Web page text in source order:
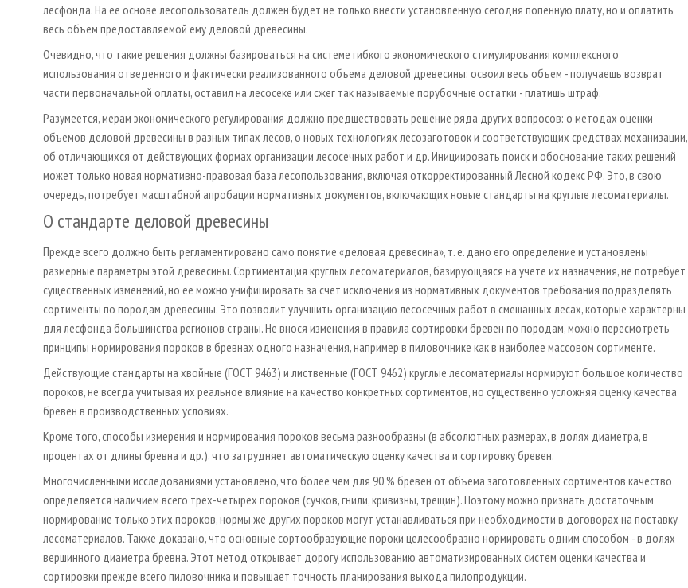
лесфонда. На ее основе лесопользователь должен будет не только внести установленную сегодня попенную плату, но и оплатить
весь объем предоставляемой ему деловой древесины.
Очевидно, что такие решения должны базироваться на системе гибкого экономического стимулирования комплексного
использования отведенного и фактически реализованного объема деловой древесины: освоил весь объем - получаешь возврат
части первоначальной оплаты, оставил на лесосеке или сжег так называемые порубочные остатки - платишь штраф.
Разумеется, мерам экономического регулирования должно предшествовать решение ряда других вопросов: о методах оценки
объемов деловой древесины в разных типах лесов, о новых технологиях лесозаготовок и соответствующих средствах механизации,
об отличающихся от действующих формах организации лесосечных работ и др. Инициировать поиск и обоснование таких решений
может только новая нормативно-правовая база лесопользования, включая откорректированный Лесной кодекс РФ. Это, в свою
очередь, потребует масштабной апробации нормативных документов, включающих новые стандарты на круглые лесоматериалы.
О стандарте деловой древесины
Прежде всего должно быть регламентировано само понятие «деловая древесина», т. е. дано его определение и установлены
размерные параметры этой древесины. Сортиментация круглых лесоматериалов, базирующаяся на учете их назначения, не потребует
существенных изменений, но ее можно унифицировать за счет исключения из нормативных документов требования подразделять
сортименты по породам древесины. Это позволит улучшить организацию лесосечных работ в смешанных лесах, которые характерны
для лесфонда большинства регионов страны. Не внося изменения в правила сортировки бревен по породам, можно пересмотреть
принципы нормирования пороков в бревнах одного назначения, например в пиловочнике как в наиболее массовом сортименте.
Действующие стандарты на хвойные (ГОСТ 9463) и лиственные (ГОСТ 9462) круглые лесоматериалы нормируют большое количество
пороков, не всегда учитывая их реальное влияние на качество конкретных сортиментов, но существенно усложняя оценку качества
бревен в производственных условиях.
Кроме того, способы измерения и нормирования пороков весьма разнообразны (в абсолютных размерах, в долях диаметра, в
процентах от длины бревна и др.), что затрудняет автоматическую оценку качества и сортировку бревен.
Многочисленными исследованиями установлено, что более чем для 90 % бревен от объема заготовленных сортиментов качество
определяется наличием всего трех-четырех пороков (сучков, гнили, кривизны, трещин). Поэтому можно признать достаточным
нормирование только этих пороков, нормы же других пороков могут устанавливаться при необходимости в договорах на поставку
лесоматериалов. Также доказано, что основные сортообразующие пороки целесообразно нормировать одним способом - в долях
вершинного диаметра бревна. Этот метод открывает дорогу использованию автоматизированных систем оценки качества и
сортировки прежде всего пиловочника и повышает точность планирования выхода пилопродукции.